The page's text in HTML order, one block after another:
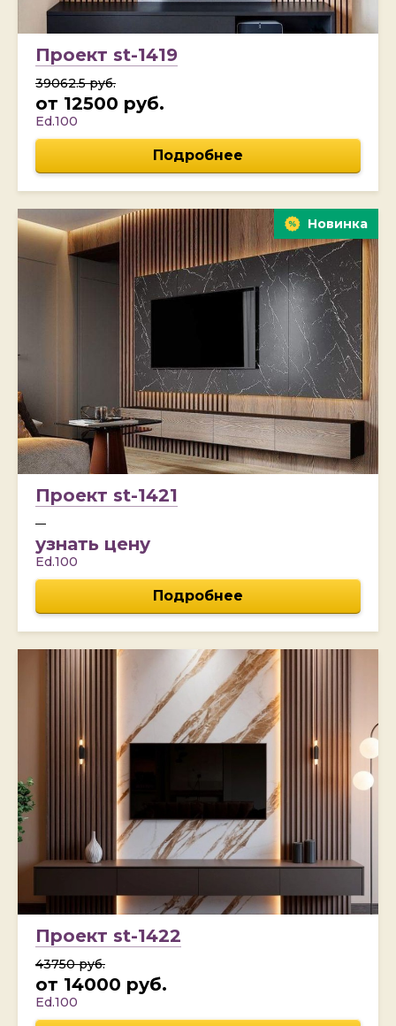
Проект st-1419
39062.5 руб.
от 12500 руб.
Ed.100
Подробнее
Новинка
Проект st-1421
узнать цену
Ed.100
Подробнее
Проект st-1422
43750 руб.
от 14000 руб.
Ed.100